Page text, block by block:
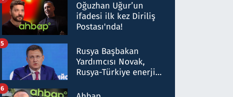
Oğuzhan Uğur’un
ifadesi ilk kez Diriliş
Postası'nda!
Rusya Başbakan
Yardımcısı Novak,
Rusya-Türkiye enerji
nitelikte olduğunu
5
6